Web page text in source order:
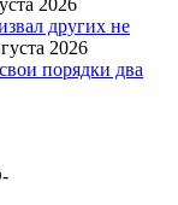
других не
2026
порядки два